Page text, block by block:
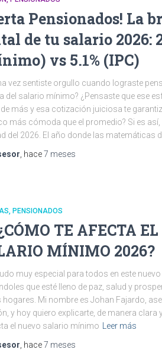
Pensionados! La
de tu salario 2026:
vs 5.1% (IPC)
vez sentiste orgullo cuando lograste
del salario mínimo? ¿Pensaste que ese
más y esa cotización juiciosa te
más cómoda que el promedio? Si es así,
del 2026. El año donde las matemáticas
, hace7 meses
PENSIONADOS
TE AFECTA
MÍNIMO 2026?
muy especial para todos en este nuevo
que esté lleno de paz, salud y
hogares. Mi nombre es Johan Fajardo,
y hoy quiero explicarte, de manera clara
el nuevo salario mínimo
Leer más
, hace7 meses